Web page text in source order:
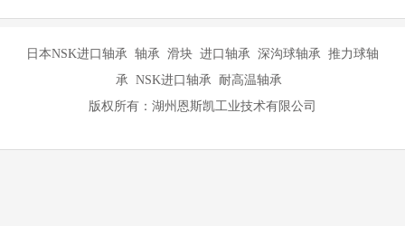
日本NSK进口轴承 轴承 滑块 进口轴承 深沟球轴承 推力球轴
承 NSK进口轴承 耐高温轴承
版权所有：湖州恩斯凯工业技术有限公司